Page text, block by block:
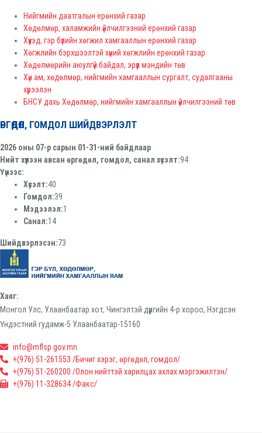
Нийгмийн даатгалын ерөнхий газар
Хөдөлмөр, халамжийн үйлчилгээний ерөнхий газар
Хүүхэд, гэр бүлийн хөгжил хамгааллын ерөнхий газар
Хөгжлийн бэрхшээлтэй хүний хөгжлийн ерөнхий газар
Хөдөлмөрийн аюулгүй байдал, эрүүл мэндийн төв
Хүн ам, хөдөлмөр, нийгмийн хамгааллын сургалт, судалгааны
хүрээлэн
БНСУ дахь Хөдөлмөр, нийгмийн хамгааллын үйлчилгээний төв
ӨРГӨДӨЛ, ГОМДОЛ ШИЙДВЭРЛЭЛТ
2026 оны 07-р сарын 01-31-ний байдлаар
Нийт хүлээн авсан өргөдөл, гомдол, санал хүсэлт:94
Үүнээс:
Хүсэлт:40
Гомдол:39
Мэдээлэл:1
Санал:14
Шийдвэрлэсэн:73
Хаяг:
Монгол Улс, Улаанбаатар хот, Чингэлтэй дүүргийн 4-р хороо, Нэгдсэн
Үндэстний гудамж-5 Улаанбаатар-15160
info@mflsp.gov.mn
+(976) 51-261553 /Бичиг хэрэг, өргөдөл, гомдол/
+(976) 51-260200 /Олон нийттэй харилцах ахлах мэргэжилтэн/
+(976) 11-328634 /Факс/